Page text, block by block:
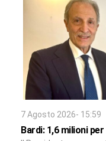
7 Agosto 2026- 15:59
Bardi: 1,6 milioni